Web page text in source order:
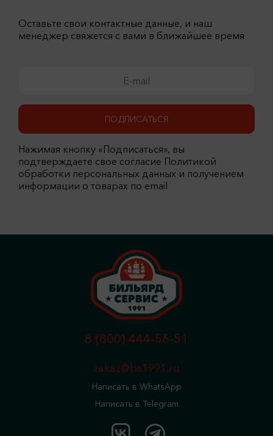
Оставьте свои контактные данные, и наш
менеджер свяжется с вами в ближайшее время
ПОДПИСАТЬСЯ
Нажимая кнопку «Подписаться», вы
подтверждаете свое согласие Политикой
обработки персональных данных и получением
информации о товарах по email
8 (800) 444-56-51
zakaz@bs1991.ru
Написать в WhatsApp
Написать в Telegram